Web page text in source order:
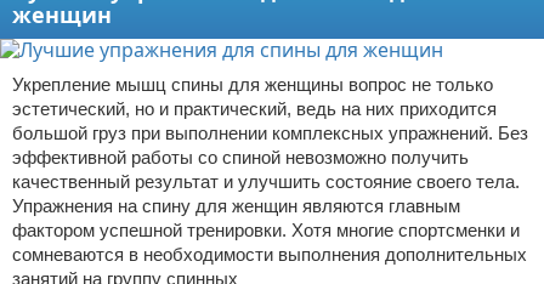
женщин
Укрепление мышц спины для женщины вопрос не только
эстетический, но и практический, ведь на них приходится
большой груз при выполнении комплексных упражнений. Без
эффективной работы со спиной невозможно получить
качественный результат и улучшить состояние своего тела.
Упражнения на спину для женщин являются главным
фактором успешной тренировки. Хотя многие спортсменки и
сомневаются в необходимости выполнения дополнительных
занятий на группу спинных